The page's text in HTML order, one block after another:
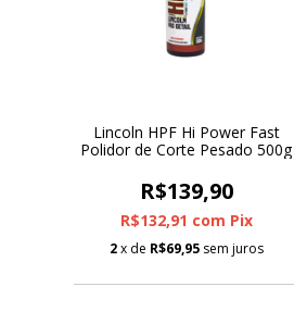
Lincoln HPF Hi Power Fast
Polidor de Corte Pesado 500g
R$139,90
R$132,91 com Pix
2x de R$69,95 sem juros